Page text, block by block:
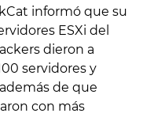
informó que su
ESXi del
dieron a
servidores y
de que
con más